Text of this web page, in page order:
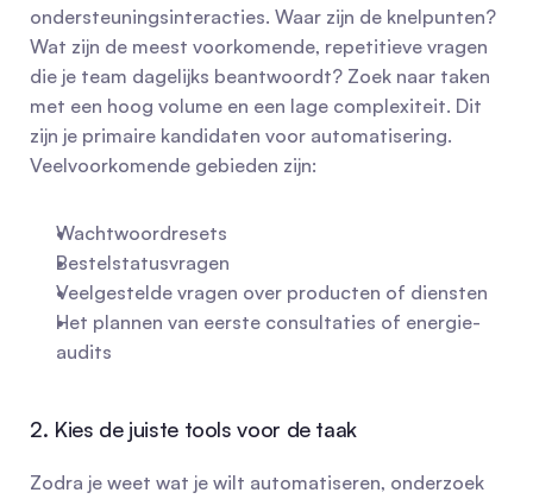
ondersteuningsinteracties. Waar zijn de knelpunten?
Wat zijn de meest voorkomende, repetitieve vragen
die je team dagelijks beantwoordt? Zoek naar taken
met een hoog volume en een lage complexiteit. Dit
zijn je primaire kandidaten voor automatisering.
Veelvoorkomende gebieden zijn:
Wachtwoordresets
Bestelstatusvragen
Veelgestelde vragen over producten of diensten
Het plannen van eerste consultaties of energie-
audits
2. Kies de juiste tools voor de taak
Zodra je weet wat je wilt automatiseren, onderzoek